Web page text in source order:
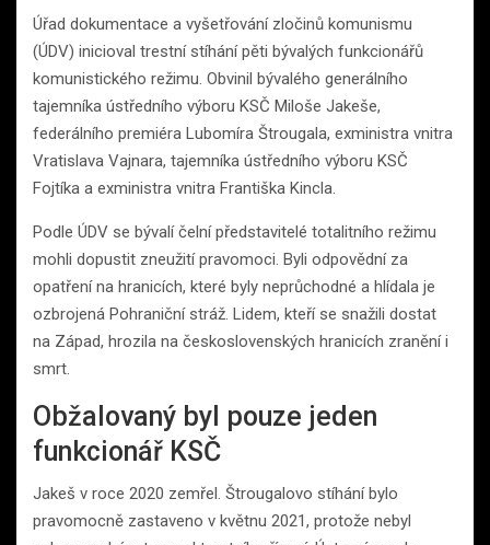
Úřad dokumentace a vyšetřování zločinů komunismu
(ÚDV) inicioval trestní stíhání pěti bývalých funkcionářů
komunistického režimu. Obvinil bývalého generálního
tajemníka ústředního výboru KSČ Miloše Jakeše,
federálního premiéra Lubomíra Štrougala, exministra vnitra
Vratislava Vajnara, tajemníka ústředního výboru KSČ
Fojtíka a exministra vnitra Františka Kincla.
Podle ÚDV se bývalí čelní představitelé totalitního režimu
mohli dopustit zneužití pravomoci. Byli odpovědní za
opatření na hranicích, které byly neprůchodné a hlídala je
ozbrojená Pohraniční stráž. Lidem, kteří se snažili dostat
na Západ, hrozila na československých hranicích zranění i
smrt.
Obžalovaný byl pouze jeden
funkcionář KSČ
Jakeš v roce 2020 zemřel. Štrougalovo stíhání bylo
pravomocně zastaveno v květnu 2021, protože nebyl